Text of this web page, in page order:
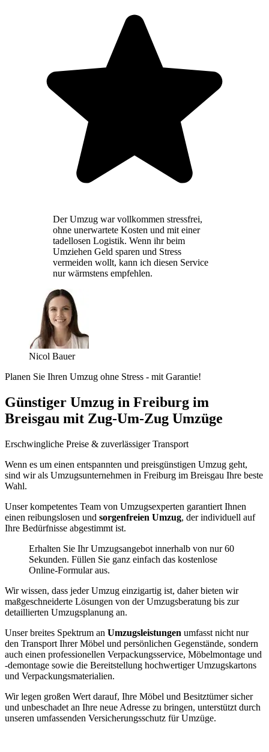
Der Umzug war vollkommen stressfrei,
ohne unerwartete Kosten und mit einer
tadellosen Logistik. Wenn ihr beim
Umziehen Geld sparen und Stress
vermeiden wollt, kann ich diesen Service
nur wärmstens empfehlen.
Nicol Bauer
Planen Sie Ihren Umzug ohne Stress - mit Garantie!
Günstiger Umzug in Freiburg im
Breisgau mit Zug-Um-Zug Umzüge
Erschwingliche Preise & zuverlässiger Transport
Wenn es um einen entspannten und preisgünstigen Umzug geht,
sind wir als Umzugsunternehmen in Freiburg im Breisgau Ihre beste
Wahl.
Unser kompetentes Team von Umzugsexperten garantiert Ihnen
einen reibungslosen und sorgenfreien Umzug, der individuell auf
Ihre Bedürfnisse abgestimmt ist.
Erhalten Sie Ihr Umzugsangebot innerhalb von nur 60
Sekunden. Füllen Sie ganz einfach das kostenlose
Online-Formular aus.
Wir wissen, dass jeder Umzug einzigartig ist, daher bieten wir
maßgeschneiderte Lösungen von der Umzugsberatung bis zur
detaillierten Umzugsplanung an.
Unser breites Spektrum an Umzugsleistungen umfasst nicht nur
den Transport Ihrer Möbel und persönlichen Gegenstände, sondern
auch einen professionellen Verpackungsservice, Möbelmontage und
-demontage sowie die Bereitstellung hochwertiger Umzugskartons
und Verpackungsmaterialien.
Wir legen großen Wert darauf, Ihre Möbel und Besitztümer sicher
und unbeschadet an Ihre neue Adresse zu bringen, unterstützt durch
unseren umfassenden Versicherungsschutz für Umzüge.